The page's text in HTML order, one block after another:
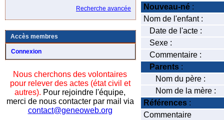
Recherche avancée
Accès membres
Connexion
Nous cherchons des volontaires
pour relever des actes (état civil et
autres). Pour rejoindre l'équipe,
merci de nous contacter par mail via
contact@geneoweb.org
Nouveau-né :
Nom de l'enfant :
Date de l'acte :
Sexe :
Commentaire :
Parents :
Nom du père :
Nom de la mère :
Références :
Commentaire